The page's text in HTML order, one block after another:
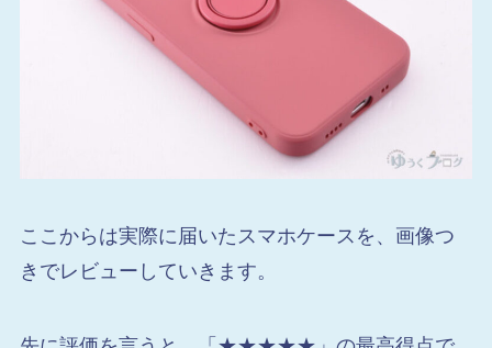
ここからは実際に届いたスマホケースを、画像つ
きでレビューしていきます。